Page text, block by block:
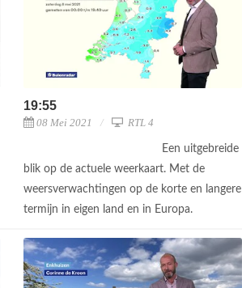
19:55
08 Mei 2021 RTL 4
Een uitgebreide
blik op de actuele weerkaart. Met de
weersverwachtingen op de korte en langere
termijn in eigen land en in Europa.